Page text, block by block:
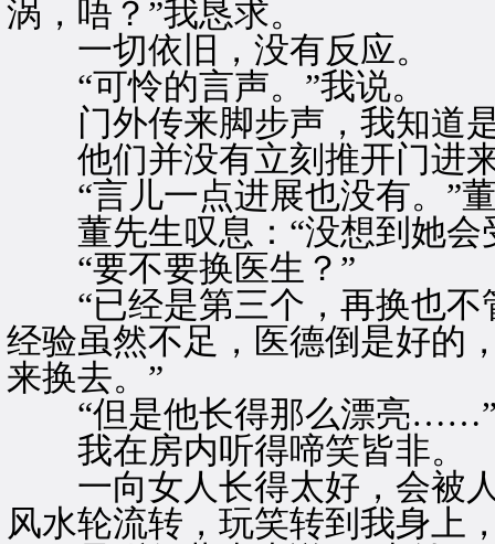
涡，唔？”我恳求。
一切依旧，没有反应。
“可怜的言声。”我说。
门外传来脚步声，我知道
他们并没有立刻推开门进来
“言儿一点进展也没有。”董
董先生叹息：“没想到她会
“要不要换医生？”
“已经是第三个，再换也不
经验虽然不足，医德倒是好的
来换去。”
“但是他长得那么漂亮……”
我在房内听得啼笑皆非。
一向女人长得太好，会被人
风水轮流转，玩笑转到我身上